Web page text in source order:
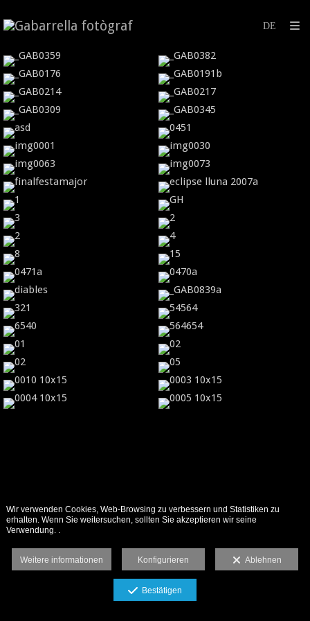
Wir verwenden Cookies, Web-Browsing zu verbessern und Statistiken zu
erhalten. Wenn Sie weitersuchen, sollten Sie akzeptieren wir seine
Verwendung. .
Weitere informationen Konfigurieren Ablehnen
Bestätigen